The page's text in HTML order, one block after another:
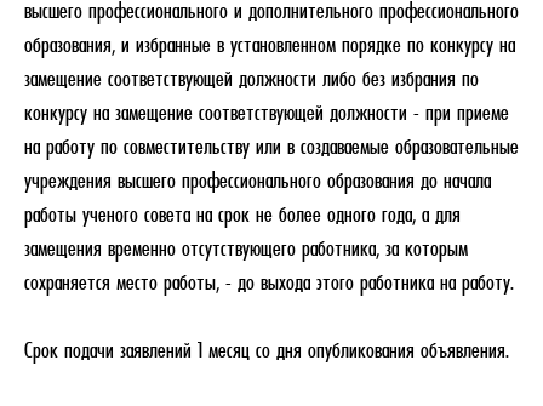
высшего профессионального и дополнительного профессионального
образования, и избранные в установленном порядке по конкурсу на
замещение соответствующей должности либо без избрания по
конкурсу на замещение соответствующей должности - при приеме
на работу по совместительству или в создаваемые образовательные
учреждения высшего профессионального образования до начала
работы ученого совета на срок не более одного года, а для
замещения временно отсутствующего работника, за которым
сохраняется место работы, - до выхода этого работника на работу.
Срок подачи заявлений 1 месяц со дня опубликования объявления.